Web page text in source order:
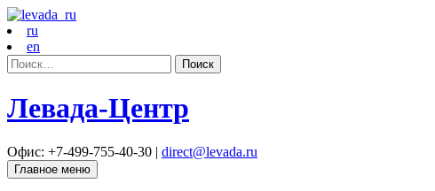
ru
en
Найти:
Левада-Центр
Офис: +7-499-755-40-30 | direct@levada.ru
Главное меню